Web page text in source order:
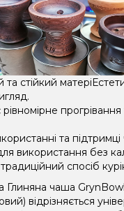
та стійкий
та підтримці
використання без
спосіб
Глиняна чаша
відрізняється